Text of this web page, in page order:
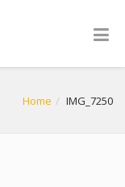
Home IMG_7250